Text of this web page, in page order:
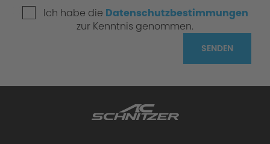
Ich habe die Datenschutzbestimmungen
zur Kenntnis genommen.
SENDEN